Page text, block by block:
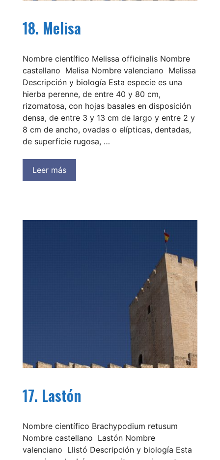
18. Melisa
Nombre científico Melissa officinalis Nombre
castellano Melisa Nombre valenciano Melissa
Descripción y biología Esta especie es una
hierba perenne, de entre 40 y 80 cm,
rizomatosa, con hojas basales en disposición
densa, de entre 3 y 13 cm de largo y entre 2 y
8 cm de ancho, ovadas o elípticas, dentadas,
de superficie rugosa, …
Leer más
17. Lastón
Nombre científico Brachypodium retusum
Nombre castellano Lastón Nombre
valenciano Llistó Descripción y biología Esta